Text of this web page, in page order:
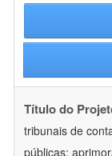
Título do
tribunais de
públicas: